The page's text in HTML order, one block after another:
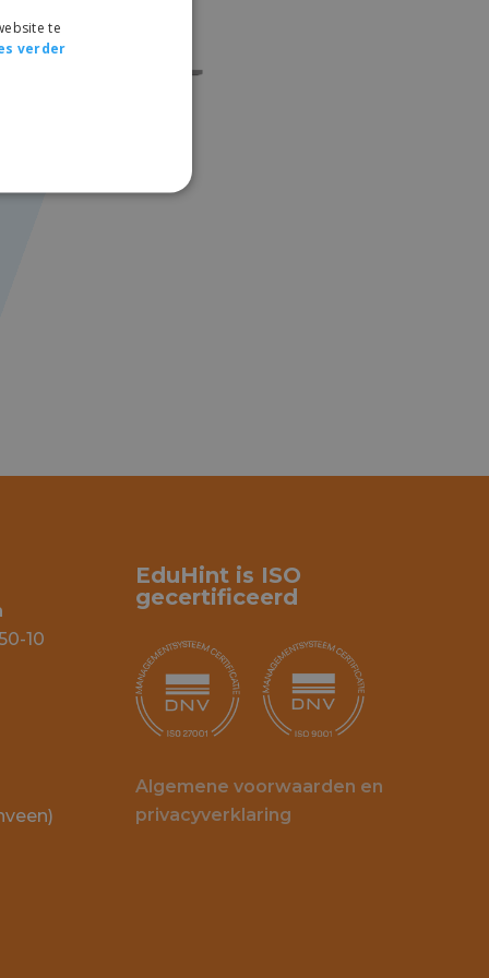
10
EduHint is ISO
gecertificeerd
Algemene voorwaarden en
privacyverklaring
te
verder